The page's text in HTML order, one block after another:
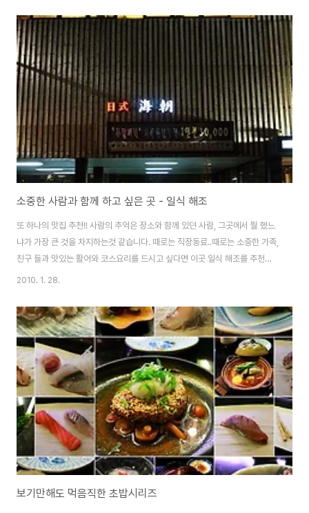
분당선 양재시민의숲역 3번출구에서 직진으로 5분정도 걸어오시면 금방 찾으
실 수 있습니다. 매일 수산시장에서 신선한 생선들을 공급받아 신선한 수산물
이 공급되고 있습니다. 가지런하게 세팅되어있는 테이블 오랜만에 만나는 사촌
들 모임이라 서로 안부를 묻고 인사하는 사이 어느새 음식이 푸짐하게 나오기
시작하네요. 테이블에 먼저 ..
소중한 사람과 함께 하고 싶은 곳 - 일식 해조
또 하나의 맛집 추천!! 사람의 추억은 장소와 함께 있던 사람, 그곳에서 뭘 했느
냐가 가장 큰 것을 차지하는것 같습니다. 때로는 직장동료..때로는 소중한 가족,
친구 들과 맛있는 활어와 코스요리를 드시고 싶다면 이곳 일식 해조를 추천하
고 싶습니다. 1층은 주차장이고, 2~3층은 식당으로 구성된 독립된 건물 건물
조리사님들은 열심히 신선한 회를 손질하고 계십니다. 가지런하게 셋팅되어있
는 테이블.. 오랜만에 만나는 형님과 친구 음식이 나오기전에 서로의 안부를 묻
고 잠시 담소를 나누다보니 어느새 음식이 나오기 시작합니다. 기다리고 기다
리던 회가 나왔습니다. 일단 젓가락이 가기전에 이쁘게 장식된 회접시를 보니
'이걸 먹어야해?' 보기에도 좋..
2010. 1. 28.
보기만해도 먹음직한 초밥시리즈